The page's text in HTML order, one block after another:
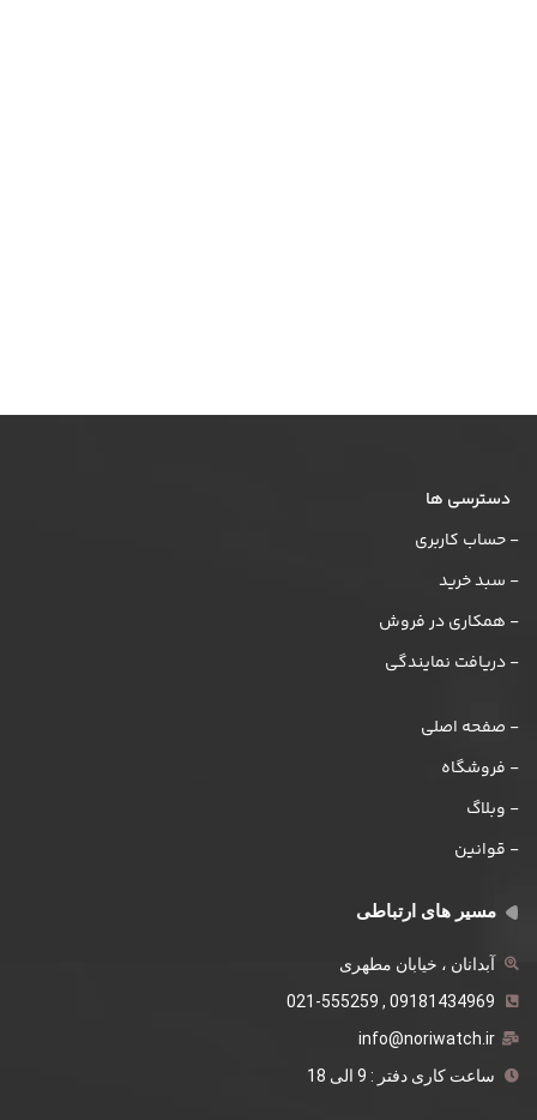
دسترسی ها
- حساب کاربری
- سبد خرید
- همکاری در فروش
- دریافت نمایندگی
- صفحه اصلی
- فروشگاه
- وبلاگ
- قوانین
مسیر های ارتباطی
آبدانان ، خیابان مطهری
09181434969 , 021-555259
info@noriwatch.ir
ساعت کاری دفتر : 9 الی 18